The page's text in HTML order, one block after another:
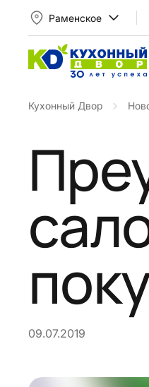
Раменское
Кухонный Двор
09.07.2019